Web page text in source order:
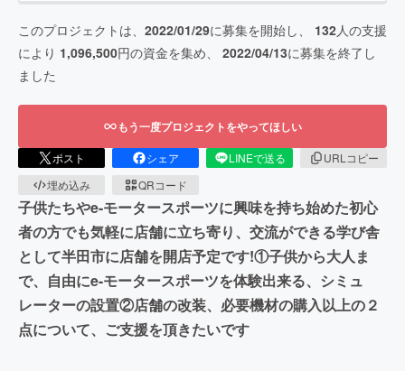
このプロジェクトは、 2022/01/29に募集を開始し、 132人の支援
により 1,096,500円の資金を集め、 2022/04/13に募集を終了し
ました
もう一度プロジェクトをやってほしい
ポスト シェア LINEで送る
URLコピー
埋め込み
QRコード
子供たちやe-モータースポーツに興味を持ち始めた初心
者の方でも気軽に店舗に立ち寄り、交流ができる学び舎
として半田市に店舗を開店予定です!①子供から大人ま
で、自由にe-モータースポーツを体験出来る、シミュ
レーターの設置②店舗の改装、必要機材の購入以上の２
点について、ご支援を頂きたいです